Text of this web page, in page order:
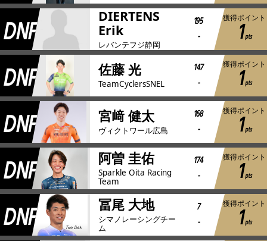
DNF
DIERTENS
Erik
レバンテフジ静岡
195
-
獲得ポイント
1pts
DNF 佐藤 光
TeamCyclersSNEL
147
-
獲得ポイント
1pts
DNF 宮﨑 健太
ヴィクトワール広島
168
-
獲得ポイント
1pts
DNF 阿曽 圭佑
Sparkle Oita Racing
Team
174
-
獲得ポイント
1pts
DNF 冨尾 大地
シマノレーシングチー
ム
7
-
獲得ポイント
1pts